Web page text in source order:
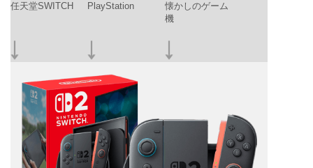
任天堂SWITCH PlayStation
懐かしのゲーム
機